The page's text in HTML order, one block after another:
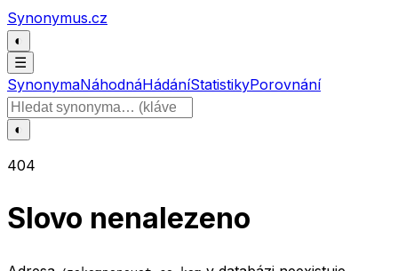
Přeskočit na obsah
Synonymus.cz
◐
☰
SynonymaNáhodnáHádáníStatistikyPorovnání
Hledat slovo
◐
404
Slovo nenalezeno